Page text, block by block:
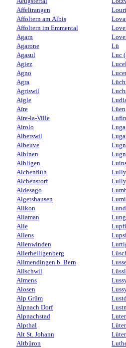
Affeltrangen
Affoltern am Albis
Affoltern im Emmental
Agarn
Agarone
Agasul
Agiez
Agno
Agra
Agriswil
Aigle
Aïre
Aire-la-Ville
Airolo
Alberswil
Albeuve
Albinen
Albligen
Alchenflüh
Alchenstorf
Aldesago
Algetshausen
Alikon
Allaman
Alle
Allens
Allenwinden
Allerheiligenberg
Allmendingen b. Bern
Allschwil
Almens
Alosen
Alp Grüm
Alpnach Dorf
Alpnachstad
Alpthal
Alt St. Johann
Altbüron
Lü
Luc
Lüen